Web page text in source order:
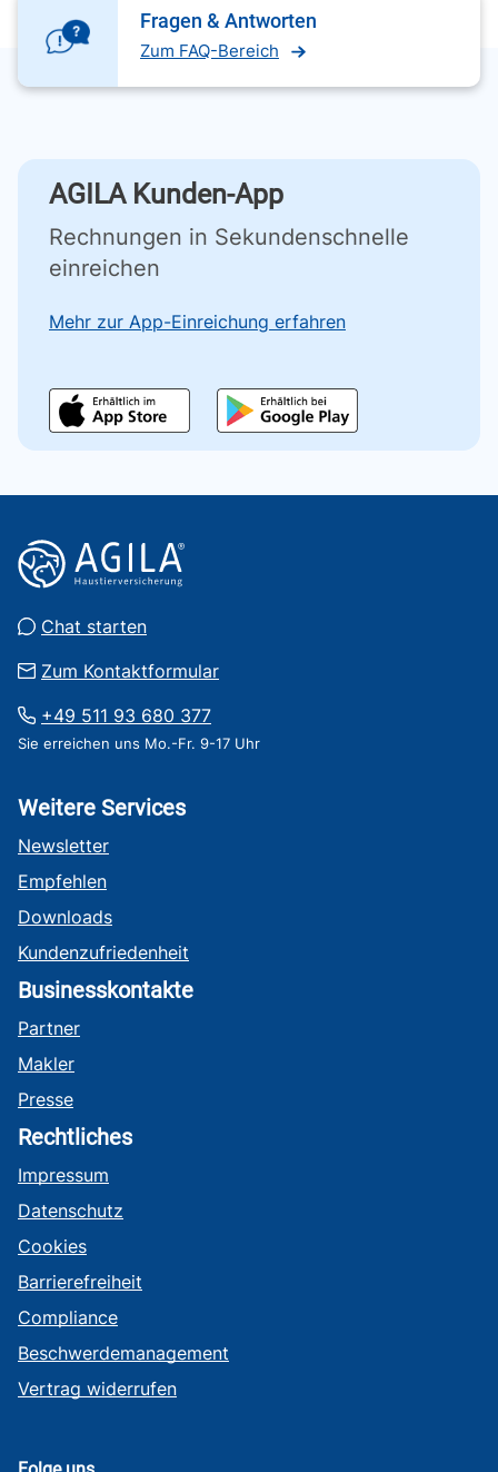
Fragen & Antworten
Zum FAQ-Bereich
AGILA Kunden-App
Rechnungen in Sekundenschnelle
einreichen
Mehr zur App-Einreichung erfahren